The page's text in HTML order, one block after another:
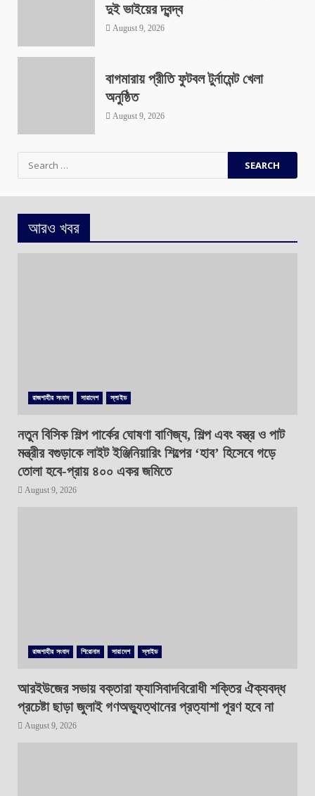
দুই ভাইয়ের দ্বন্দ্ব
August 9, 2026
বাগমারায় প্রীতি ফুটবল টুর্নামেন্ট খেলা
অনুষ্ঠিত
August 9, 2026
for:
আরও খবর
রাজশাহীর সংবাদ সারাদেশ স্লাইড
নতুন বিসিক শিল্প পার্কের ঘোষণা বাণিজ্য, শিল্প এবং বস্ত্র ও পাট
মন্ত্রীর বগুড়াকে লাইট ইঞ্জিনিয়ারিং শিল্পের ‘হাব’ হিসেবে গড়ে
তোলা হবে-প্রায় ৪০০ একর জমিতে
August 9, 2026
রাজশাহীর সংবাদ শিরোনাম সারাদেশ স্লাইড
আরইউজের সভায় বক্তারা ফ্যাসিবাদবিরোধী শক্তির ঐক্যবদ্ধ
প্রচেষ্টা ছাড়া জুলাই গণঅভ্যুত্থানের প্রত্যাশা পূরণ হবে না
August 9, 2026